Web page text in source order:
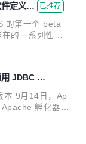
go、kubectl 等
统一的认证能
v1.1 版本之
定义存
已推荐
的第一个 beta
的一系列性能
网易数帆发起
和 Curv
beta 版地
tag/v0.
JDBC 和
本 9月14日，Ap
孵化器后
Kyuubi 而言，